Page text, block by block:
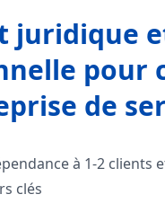
juridique
pour
de
à 1-2 clients
clés